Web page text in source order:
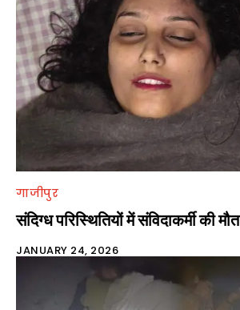
गाजीपुर
संदिग्ध परिस्थितियों में संविदाकर्मी की मौत
JANUARY 24, 2026